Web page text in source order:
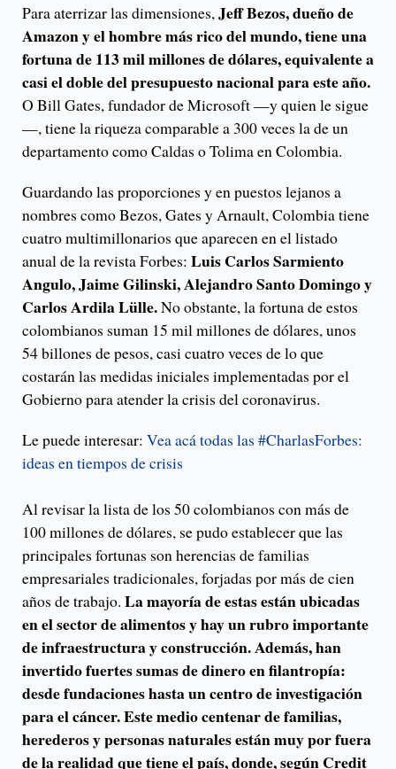
Para aterrizar las dimensiones,Jeff Bezos, dueño de
Amazon y el hombre más rico del mundo, tiene una
fortuna de 113 mil millones de dólares, equivalente a
casi el doble del presupuesto nacional para este año.
O Bill Gates, fundador de Microsoft —y quien le sigue
—, tiene la riqueza comparable a 300 veces la de un
departamento como Caldas o Tolima en Colombia.
Guardando las proporciones y en puestos lejanos a
nombres como Bezos, Gates y Arnault, Colombia tiene
cuatro multimillonarios que aparecen en el listado
anual de la revista Forbes: Luis Carlos Sarmiento
Angulo, Jaime Gilinski, Alejandro Santo Domingo y
Carlos Ardila Lülle.No obstante, la fortuna de estos
colombianos suman 15 mil millones de dólares, unos
54 billones de pesos, casi cuatro veces de lo que
costarán las medidas iniciales implementadas por el
Gobierno para atender la crisis del coronavirus.
Le puede interesar: Vea acá todas las #CharlasForbes:
ideas en tiempos de crisis
Al revisar la lista de los 50 colombianos con más de
100 millones de dólares, se pudo establecer que las
principales fortunas son herencias de familias
empresariales tradicionales, forjadas por más de cien
años de trabajo. La mayoría de estas están ubicadas
en el sector de alimentos y hay un rubro importante
de infraestructura y construcción. Además, han
invertido fuertes sumas de dinero en filantropía:
desde fundaciones hasta un centro de investigación
para el cáncer. Este medio centenar de familias,
herederos y personas naturales están muy por fuera
de la realidad que tiene el país, donde, según Credit